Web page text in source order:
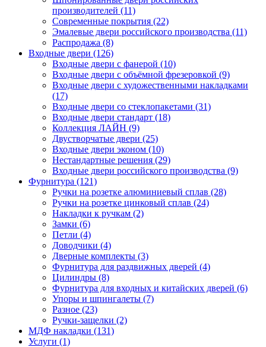
производителей (11)
Современные покрытия (22)
Эмалевые двери российского производства (11)
Распродажа (8)
Входные двери (126)
Входные двери с фанерой (10)
Входные двери с объёмной фрезеровкой (9)
Входные двери с художественными накладками
(17)
Входные двери со стеклопакетами (31)
Входные двери стандарт (18)
Коллекция ЛАЙН (9)
Двустворчатые двери (25)
Входные двери эконом (10)
Нестандартные решения (29)
Входные двери российского производства (9)
Фурнитура (121)
Ручки на розетке алюминиевый сплав (28)
Ручки на розетке цинковый сплав (24)
Накладки к ручкам (2)
Замки (6)
Петли (4)
Доводчики (4)
Дверные комплекты (3)
Фурнитура для раздвижных дверей (4)
Цилиндры (8)
Фурнитура для входных и китайских дверей (6)
Упоры и шпингалеты (7)
Разное (23)
Ручки-защелки (2)
МДФ накладки (131)
Услуги (1)